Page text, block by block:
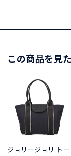
この商品を見
ジョリージョリ トー